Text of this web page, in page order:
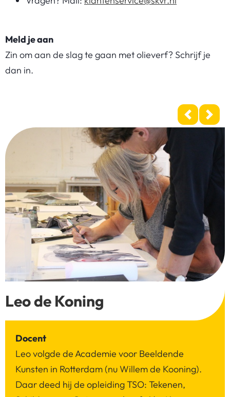
Meld je aan
Zin om aan de slag te gaan met olieverf? Schrijf je
dan in.
Leo de Koning
Docent
Leo volgde de Academie voor Beeldende
Kunsten in Rotterdam (nu Willem de Kooning).
Daar deed hij de opleiding TSO: Tekenen,
Previous
Next